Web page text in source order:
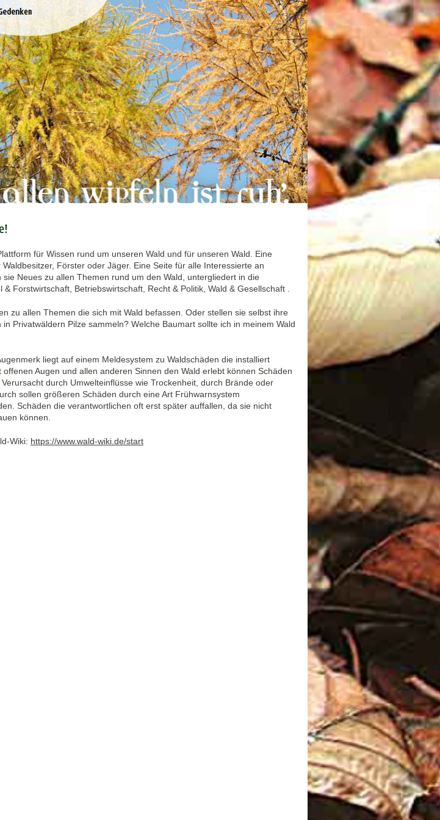
für Wissen rund um unseren Wald und für unseren Wald. Eine
Förster oder Jäger. Eine Seite für alle Interessierte an
sie Neues zu allen Themen rund um den Wald, untergliedert in die
& Forstwirtschaft, Betriebswirtschaft, Recht & Politik, Wald & Gesellschaft .
zu allen Themen die sich mit Wald befassen. Oder stellen sie selbst ihre
Privatwäldern Pilze sammeln? Welche Baumart sollte ich in meinem Wald
liegt auf einem Meldesystem zu Waldschäden die installiert
Augen und allen anderen Sinnen den Wald erlebt können Schäden
durch Umwelteinflüsse wie Trockenheit, durch Brände oder
sollen größeren Schäden durch eine Art Frühwarnsystem
Schäden die verantwortlichen oft erst später auffallen, da sie nicht
können.
Wiki: https://www.wald-wiki.de/start